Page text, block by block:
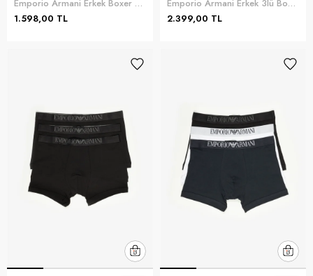
Emporio Armani Erkek Boxer Beyaz
1.598,00 TL
Emporio Armani Erkek 3lü Boxer Çok Renkli
2.399,00 TL